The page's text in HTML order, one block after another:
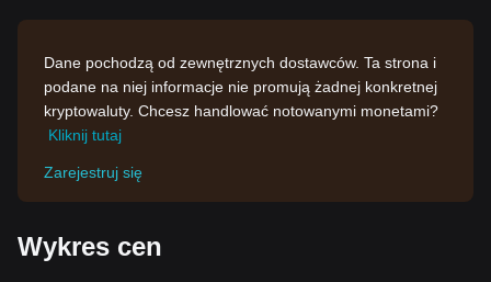
Dane pochodzą od zewnętrznych dostawców. Ta strona i
podane na niej informacje nie promują żadnej konkretnej
kryptowaluty. Chcesz handlować notowanymi monetami?
Kliknij tutaj
Zarejestruj się
Wykres cen